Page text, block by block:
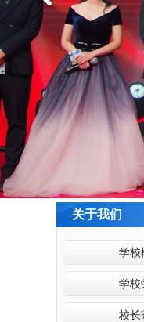
关于我们
学校
学校
校长